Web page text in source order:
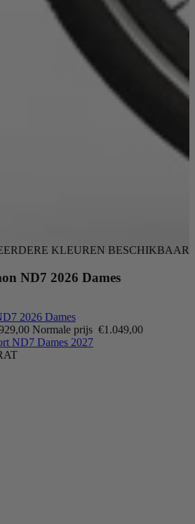
KLEUREN BESCHIKBAAR
ND7 2026 Dames
2026 Dames
Normale prijs €1.049,00
ND7 Dames 2027